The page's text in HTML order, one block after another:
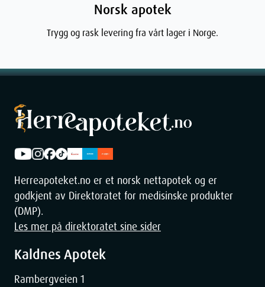
Norsk apotek
Trygg og rask levering fra vårt lager i Norge.
Herreapoteket.no er et norsk nettapotek og er
godkjent av Direktoratet for medisinske produkter
(DMP).
Les mer på direktoratet sine sider
Kaldnes Apotek
Rambergveien 1